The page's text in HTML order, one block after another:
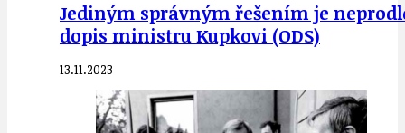
Jediným správným řešením je
dopis ministru Kupkovi (ODS)
13.11.2023